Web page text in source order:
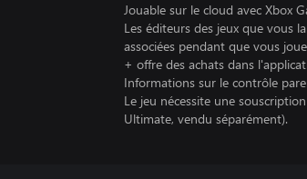
Jouable sur le cloud avec Xbox
Les éditeurs des jeux que vous
associées pendant que vous
+ offre des achats dans
Informations sur le contrôle
Le jeu nécessite une
Ultimate, vendu séparément).